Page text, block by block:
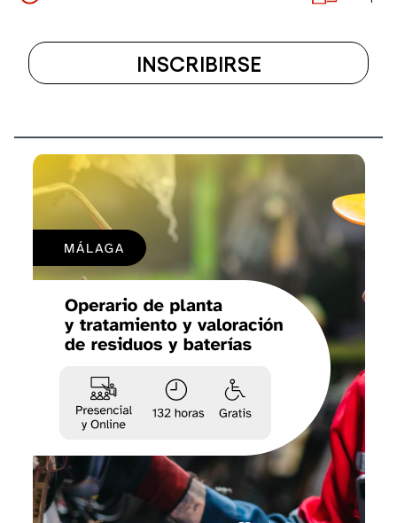
INSCRIBIRSE
A
CURSO
DE
IMSV0109:
MONTAJE
Y
EDICIÓN
II